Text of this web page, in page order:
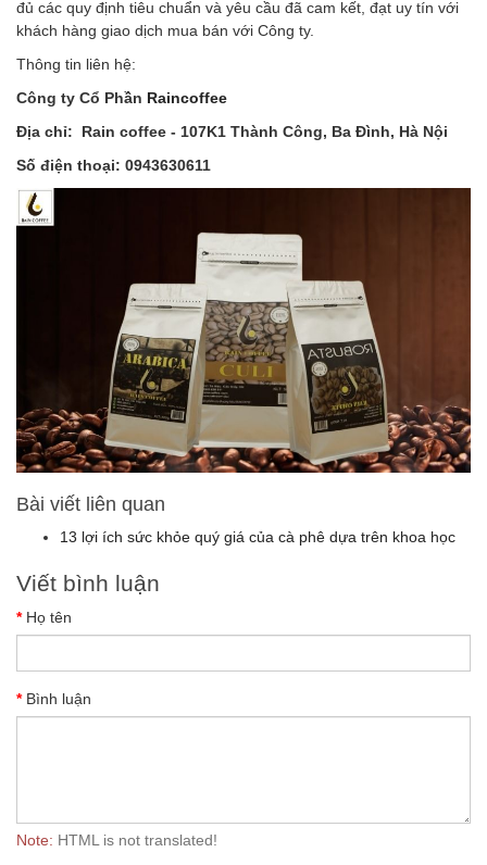
đủ các quy định tiêu chuẩn và yêu cầu đã cam kết, đạt uy tín với
khách hàng giao dịch mua bán với Công ty.
Thông tin liên hệ:
Công ty Cổ Phần Raincoffee
Địa chỉ: Rain coffee - 107K1 Thành Công, Ba Đình, Hà Nội
Số điện thoại: 0943630611
Bài viết liên quan
13 lợi ích sức khỏe quý giá của cà phê dựa trên khoa học
Viết bình luận
Họ tên
Bình luận
Note: HTML is not translated!